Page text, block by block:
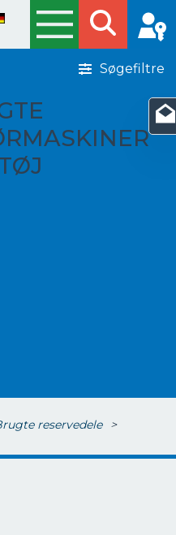
Søgefiltre
reservedele >